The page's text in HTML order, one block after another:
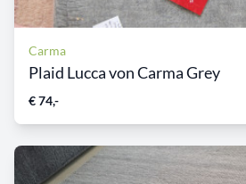
Carma
Plaid Lucca von Carma Grey
€ 74,-